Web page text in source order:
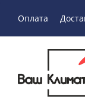
Оплата